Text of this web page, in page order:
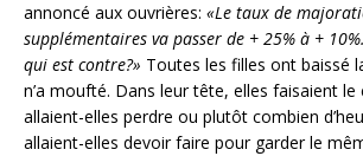
annoncé aux ouvrières: «Le taux de
supplémentaires va passer de + 25% à +
qui est contre?» Toutes les filles ont baissé
n’a moufté. Dans leur tête, elles faisaient le
allaient-elles perdre ou plutôt combien
allaient-elles devoir faire pour garder le